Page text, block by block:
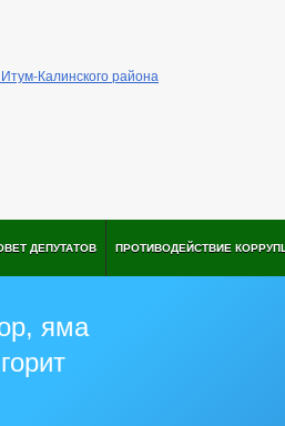
ДЕПУТАТОВ ПРОТИВОДЕЙСТВИЕ
яма